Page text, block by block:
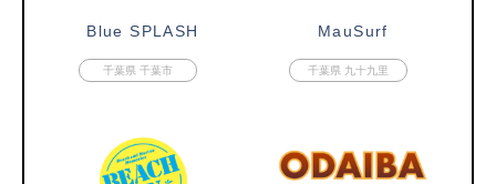
Blue SPLASH
千葉県 千葉市
MauSurf
千葉県 九十九里